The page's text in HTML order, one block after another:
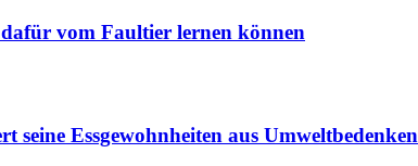
vom Faultier lernen können
seine Essgewohnheiten aus Umweltbedenken